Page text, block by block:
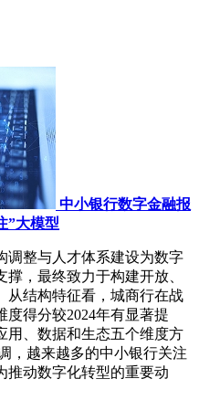
中小银行数字金融报
”大模型
调整与人才体系建设为数字
，最终致力于构建开放、
从结构特征看，城商行在战
得分较2024年有显著提
用、数据和生态五个维度方
，越来越多的中小银行关注
推动数字化转型的重要动